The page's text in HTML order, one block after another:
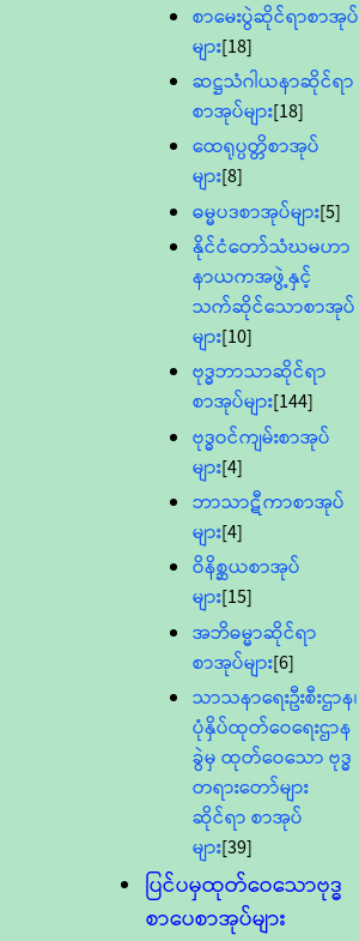
စာမေးပွဲဆိုင်ရာစာအုပ်
များ[18]
ဆဋ္ဌသံဂါယနာဆိုင်ရာ
စာအုပ်များ[18]
ထေရုပ္ပတ္တိစာအုပ်
များ[8]
ဓမ္မပဒစာအုပ်များ[5]
နိုင်ငံတော်သံဃမဟာ
နာယကအဖွဲ့နှင့်
သက်ဆိုင်သောစာအုပ်
များ[10]
ဗုဒ္ဓဘာသာဆိုင်ရာ
စာအုပ်များ[144]
ဗုဒ္ဓဝင်ကျမ်းစာအုပ်
များ[4]
ဘာသာဋီကာစာအုပ်
များ[4]
ဝိနိစ္ဆယစာအုပ်
များ[15]
အဘိဓမ္မာဆိုင်ရာ
စာအုပ်များ[6]
သာသနာရေးဦးစီးဌာန၊
ပုံနှိပ်ထုတ်ဝေရေးဌာန
ခွဲမှ ထုတ်ဝေသော ဗုဒ္ဓ
တရားတော်များ
ဆိုင်ရာ စာအုပ်
များ[39]
ပြင်ပမှထုတ်ဝေသောဗုဒ္ဓ
စာပေစာအုပ်များ